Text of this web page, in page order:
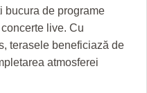
bucura de programe
live. Cu
terasele beneficiază de
atmosferei